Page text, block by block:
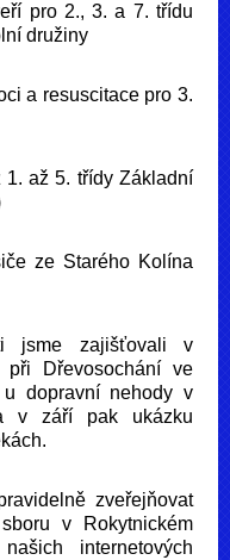
pro 2., 3. a 7. třídu
družiny
a resuscitace pro 3.
1. až 5. třídy Základní
ze Starého Kolína
jsme zajišťovali v
Dřevosochání ve
dopravní nehody v
v září pak ukázku
zveřejňovat
v Rokytnickém
internetových